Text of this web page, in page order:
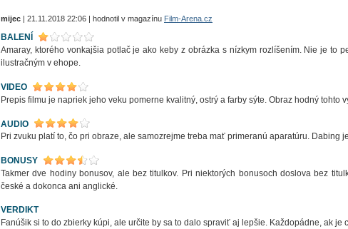
mijec | 21.11.2018 22:06 | hodnotil v magazínu Film-Arena.cz
BALENÍ
Amaray, ktorého vonkajšia potlač je ako keby z obrázka s nízkym rozlíšením. Nie je to
ilustračným v ehope.
VIDEO
Prepis filmu je napriek jeho veku pomerne kvalitný, ostrý a farby sýte. Obraz hodný tohto
AUDIO
Pri zvuku platí to, čo pri obraze, ale samozrejme treba mať primeranú aparatúru. Dabing
BONUSY
Takmer dve hodiny bonusov, ale bez titulkov. Pri niektorých bonusoch doslova bez
české a dokonca ani anglické.
VERDIKT
Fanúšik si to do zbierky kúpi, ale určite by sa to dalo spraviť aj lepšie. Každopádne, ak je